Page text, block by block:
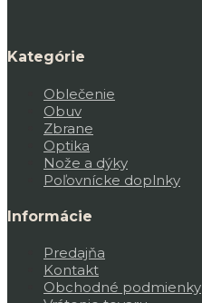
Kategórie
Oblečenie
Obuv
Zbrane
Optika
Nože a dýky
Poľovnícke doplnky
Informácie
Predajňa
Kontakt
Obchodné podmienky